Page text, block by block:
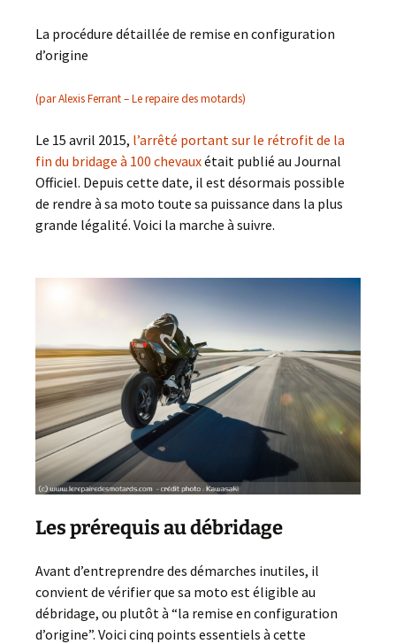
La procédure détaillée de remise en configuration
d’origine
(par Alexis Ferrant – Le repaire des motards)
Le 15 avril 2015, l’arrêté portant sur le rétrofit de la
fin du bridage à 100 chevauxétait publié au Journal
Officiel. Depuis cette date, il est désormais possible
de rendre à sa moto toute sa puissance dans la plus
grande légalité. Voici la marche à suivre.
Les prérequis au débridage
Avant d’entreprendre des démarches inutiles, il
convient de vérifier que sa moto est éligible au
débridage, ou plutôt à “la remise en configuration
d’origine”. Voici cinq points essentiels à cette